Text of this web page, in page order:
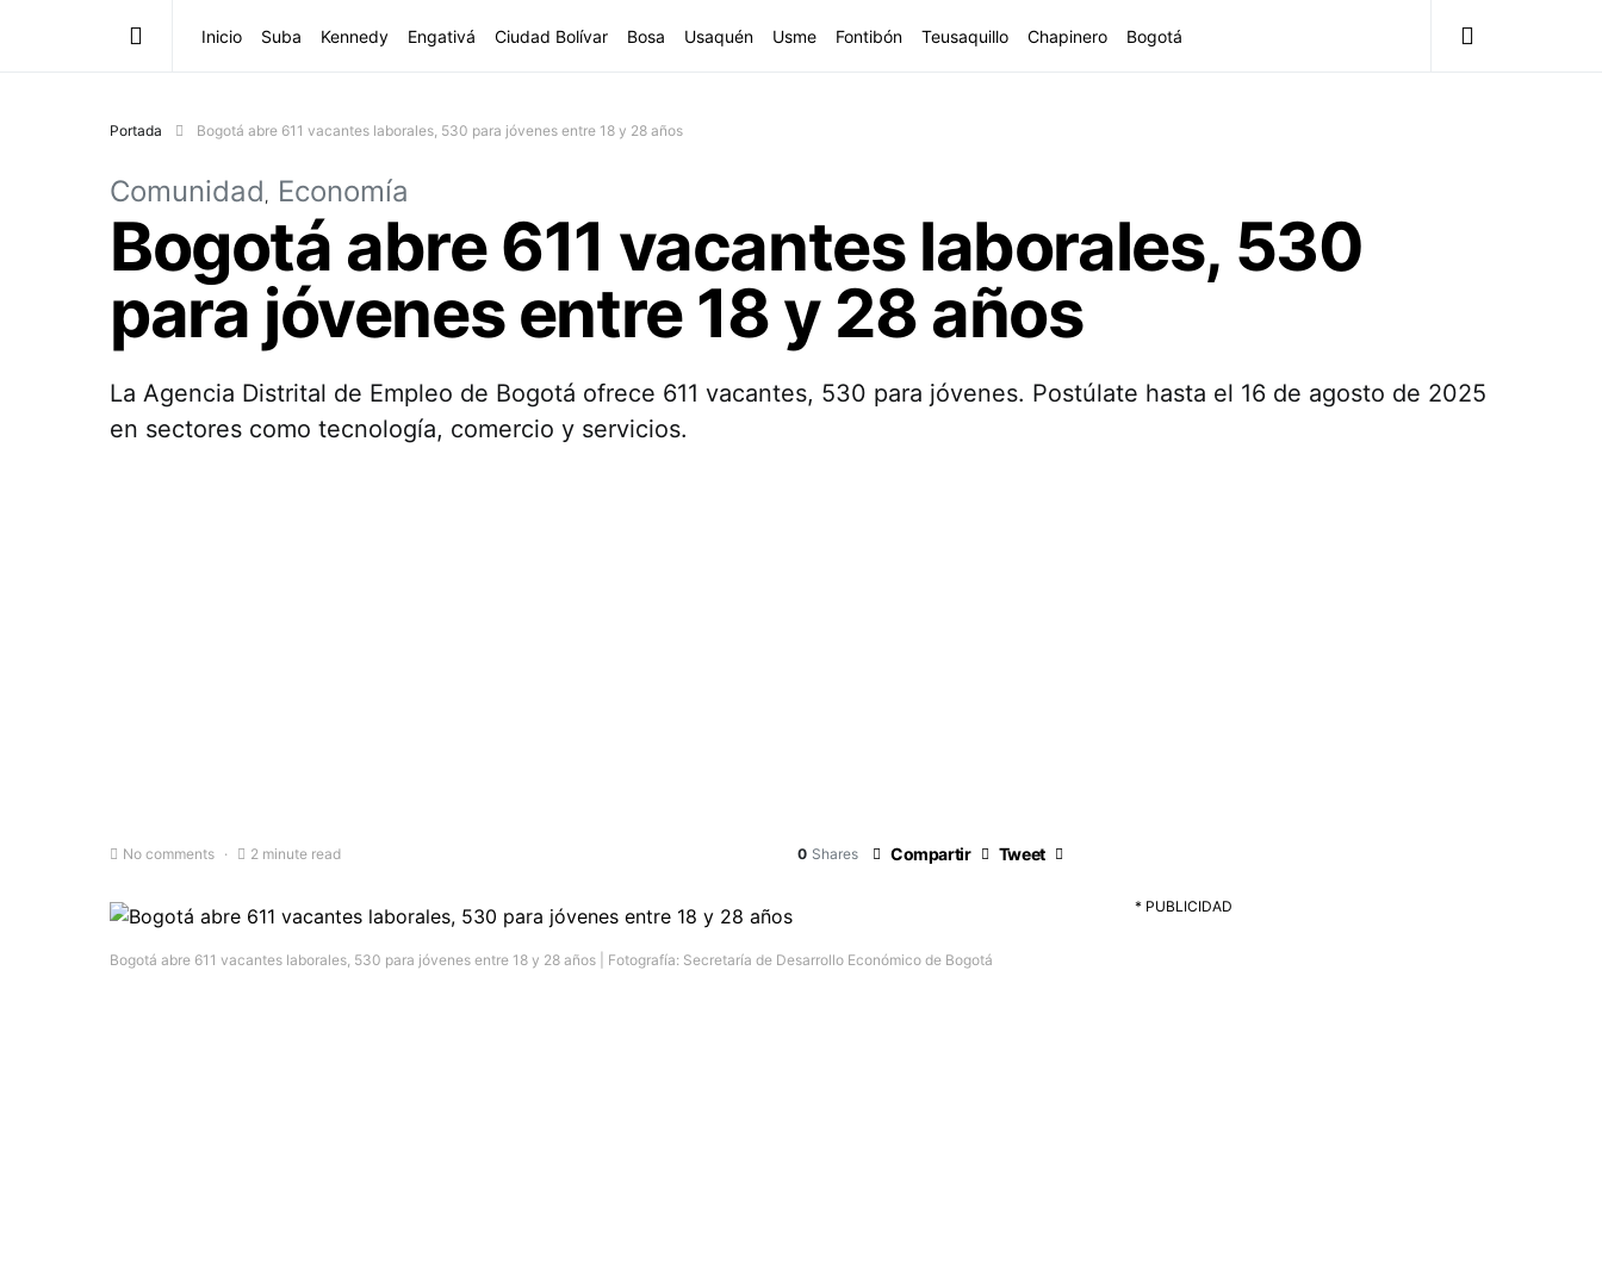
Inicio Suba Kennedy Engativá Ciudad Bolívar Bosa Usaquén Usme Fontibón Teusaquillo Chapinero Bogotá
Portada Bogotá abre 611 vacantes laborales, 530 para jóvenes entre 18 y 28 años
Comunidad Economía
Bogotá abre 611 vacantes laborales, 530
para jóvenes entre 18 y 28 años
La Agencia Distrital de Empleo de Bogotá ofrece 611 vacantes, 530 para jóvenes. Postúlate hasta el 16 de agosto de 2025
en sectores como tecnología, comercio y servicios.
No comments 2 minute read 0 Shares Compartir Tweet
Bogotá abre 611 vacantes laborales, 530 para jóvenes entre 18 y 28 años | Fotografía: Secretaría de Desarrollo Económico de Bogotá
* PUBLICIDAD